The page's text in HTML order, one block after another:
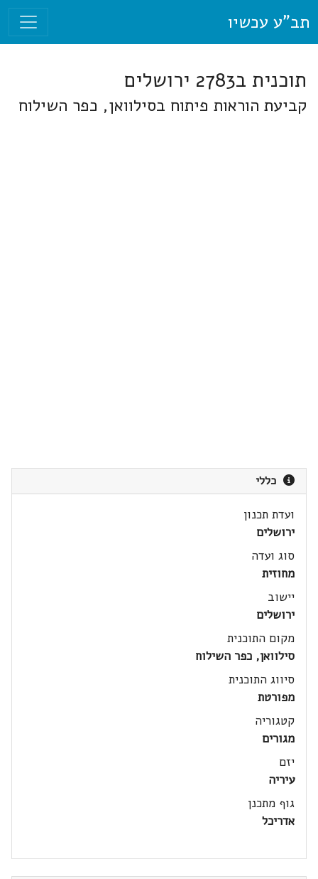
תב"ע עכשיו
תוכנית ב2783 ירושלים
קביעת הוראות פיתוח בסילוואן, כפר השילוח
כללי
ועדת תכנון
ירושלים
סוג ועדה
מחוזית
יישוב
ירושלים
מקום התוכנית
סילוואן, כפר השילוח
סיווג התוכנית
מפורטת
קטגוריה
מגורים
יזם
עיריה
גוף מתכנן
אדריכל